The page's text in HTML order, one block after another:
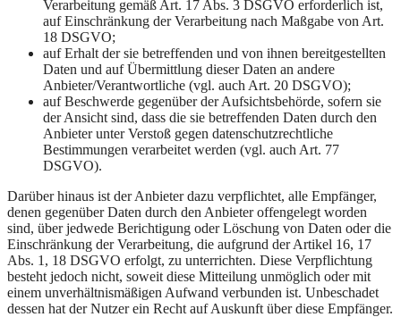
Verarbeitung gemäß Art. 17 Abs. 3 DSGVO erforderlich ist,
auf Einschränkung der Verarbeitung nach Maßgabe von Art.
18 DSGVO;
auf Erhalt der sie betreffenden und von ihnen bereitgestellten
Daten und auf Übermittlung dieser Daten an andere
Anbieter/Verantwortliche (vgl. auch Art. 20 DSGVO);
auf Beschwerde gegenüber der Aufsichtsbehörde, sofern sie
der Ansicht sind, dass die sie betreffenden Daten durch den
Anbieter unter Verstoß gegen datenschutzrechtliche
Bestimmungen verarbeitet werden (vgl. auch Art. 77
DSGVO).​
Darüber hinaus ist der Anbieter dazu verpflichtet, alle Empfänger,
denen gegenüber Daten durch den Anbieter offengelegt worden
sind, über jedwede Berichtigung oder Löschung von Daten oder die
Einschränkung der Verarbeitung, die aufgrund der Artikel 16, 17
Abs. 1, 18 DSGVO erfolgt, zu unterrichten. Diese Verpflichtung
besteht jedoch nicht, soweit diese Mitteilung unmöglich oder mit
einem unverhältnismäßigen Aufwand verbunden ist. Unbeschadet
dessen hat der Nutzer ein Recht auf Auskunft über diese Empfänger.